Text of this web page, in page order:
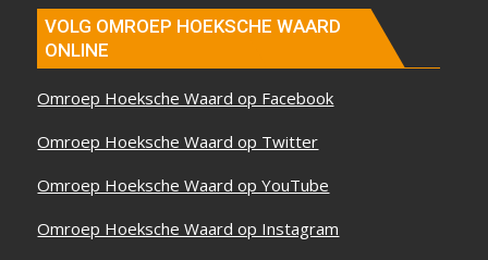
VOLG OMROEP HOEKSCHE WAARD
ONLINE
Omroep Hoeksche Waard op Facebook
Omroep Hoeksche Waard op Twitter
Omroep Hoeksche Waard op YouTube
Omroep Hoeksche Waard op Instagram